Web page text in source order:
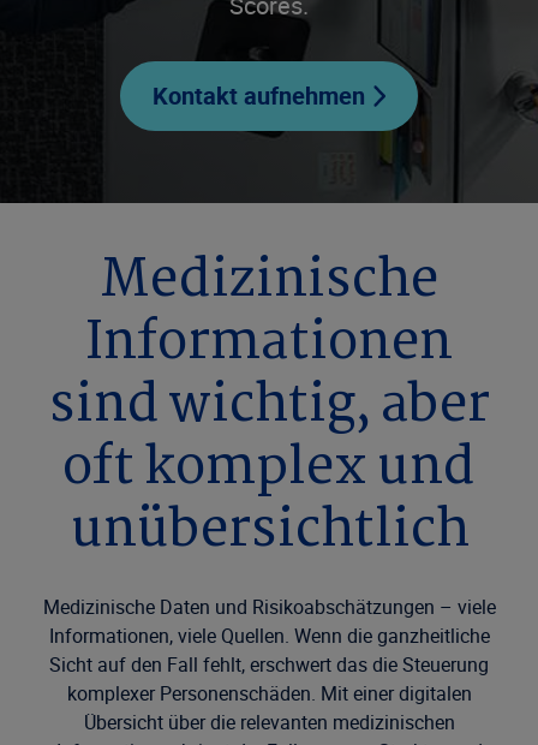
Kontakt aufnehmen
Medizinische
Informationen
sind wichtig, aber
oft komplex und
unübersichtlich
Medizinische Daten und Risikoabschätzungen – viele
Informationen, viele Quellen. Wenn die ganzheitliche
Sicht auf den Fall fehlt, erschwert das die Steuerung
komplexer Personenschäden. Mit einer digitalen
Übersicht über die relevanten medizinischen